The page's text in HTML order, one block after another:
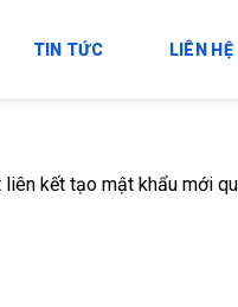
TIN TỨC LIÊN HỆ
kết tạo mật khẩu mới